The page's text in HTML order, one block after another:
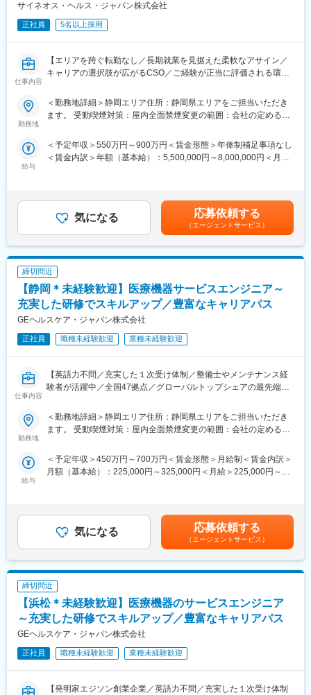
・安全関連手順の運用 - 新規設備導入時の安全機能の確認
・ EHS委員会への参加および年間計画の策定・実施 - 協力会社
■組織／働き方：
・日勤8:00-17:00
■働く環境
・工場内には社員食堂があります。
■ジョンソン・エンド・ジョンソングループの魅力：
・2019年「働きがいのある会社」ランキング（Great Place to
プ10企業になりました。
・2018年「女性が活躍する会社」ランキング（日経ウーマン）1
位に同社が選出されました。有給の看護休暇、法人契約のベビー
シッター、育児支援制度等充実しており、一人一人がキャリアの
オーナーシップを持って能力を発揮できる環境を整えています。
また同社では女性活躍推薦をしており、女性管理職30%を目指し
ています。
変更の範囲：会社の定める業務
サイネオス・ヘルス・ジャパン株式会社
正社員 5名以上採用
仕事内容
【エリアを跨ぐ転勤なし／長期就業を見据えた柔軟なアサイン／
キャリアの選択肢が広がるCSO／ご経験が正当に評価される環
【はじめに】
～50代まで幅広く活躍しており、長期就業も叶う環境です。
医師、薬剤師に課題解決するための医薬品情報を提供、副作用情
報を収集を行っていただきます。
《具体的には...》
■新薬のプロモーション
■長期収載品の市場拡大
■ジェネリック医薬品のプロモーション
※プロジェクトの状況によっては、選考保留（ご紹介できるプロジ
ェクトが出るまで保留）となる場合もございますのであらかじめ
ご認識の程よろしくお願いします※
【魅力ポイント】
初任地希望だけでなく、エリアを跨いでの転勤はないため、転勤
負担が軽減できます。2ndプロジェクト以降も希望や適性に応じ
■キャリアの選択肢を広げる働き方：
スペシャリティ領域への挑戦、新薬PJなど市場価値を高める機
を通じて、その時々に応じたプロジェクトを提示するなどフレキ
シブルにキャリアが形成できます。その他、本社部門（マネージ
自身の成果や頑張りが客観的に評価され、年収に反映されます。
また、在籍年数が増えると永年勤続報奨金や四半期一時金などの
手当もアップします。つまり、やりがいや努力がきちんと報われ
る報酬制度になっています。
【サポート体制】
配属後は担当マネージャーが丁寧に支援します。日々の仕事の悩
みや、キャリア形成の相談等、伴走者として活躍をサポートしま
す。また知識・スキルレベルを上げるために様々な研修をご用意
しています。
変更の範囲：会社の定める業務
勤務地
＜勤務地詳細＞静岡エリア住所：静岡県エリアをご担当いただき
ます。 受動喫煙対策：屋内全面禁煙変更の範囲：会社の定める事
給与
＜予定年収＞550万円～900万円＜賃金形態＞年俸制補足事項なし
＜賃金内訳＞年額（基本給）：5,500,000円～8,000,000円＜月額
度支給）※ただし支給条件有。賃金はあくまでも目安の金額であ
り、選考を通じて上下する可能性があります。月給(月額)は固定手
当を含めた表記です。
気になる 応募依頼する
（エージェントサービス）
締切間近
【静岡＊未経験歓迎】医療機器サービスエンジニア～
充実した研修でスキルアップ／豊富なキャリアパス
GEヘルスケア・ジャパン株式会社
正社員 職種未経験歓迎 業種未経験歓迎
仕事内容
【英語力不問／充実した１次受け体制／整備士やメンテナンス経
験者が活躍中／全国47拠点／グローバルトップシェアの最先端医
■業務内容：
医療画像診断装置（CT,MRI）、超音波診断装置や麻酔器
・医療装置の保守 修理、点検等メンテナンス
・機器導入後の技術支援や購入前後のサポート
い。
■就業環境：年間を通しての残業時間は平均して30～40時間とな
っており、夜間の対応につきましては月1, 2回のペースです。一次
対応はコールセンターが行い、現場での対応が必要な場合のみ、
夜間出勤をします。夜間・休日の出勤はスキルを備えられたこと
が確認できたのちに入ることになりますので、新人の内から対応
を求められることはありません。
■サポート体制：不明な点は本部アプリケーションエンジニアおよ
びテクニカルサポートエンジニアがいるため、最初は専門的な知
識はそこまで持っていなくても大丈夫です。スキルを備えたあと
は土日（当番制）に呼び出しはありますが一次対応はコールセン
ターが行い、現場での対応が必要な場合のみ、出勤します。また
れております。
勤務地
＜勤務地詳細＞静岡エリア住所：静岡県エリアをご担当いただき
ます。 受動喫煙対策：屋内全面禁煙変更の範囲：会社の定める事
給与
＜予定年収＞450万円～700万円＜賃金形態＞月給制＜賃金内訳＞
月額（基本給）：225,000円～325,000円＜月給＞225,000円～
までも目安の金額であり、選考を通じて上下する可能性がありま
す。賃金はあくまでも目安の金額であり、選考を通じて上下する
可能性があります。月給(月額)は固定手当を含めた表記です。
気になる 応募依頼する
（エージェントサービス）
締切間近
【浜松＊未経験歓迎】医療機器のサービスエンジニア
～充実した研修でスキルアップ／豊富なキャリアパス
GEヘルスケア・ジャパン株式会社
正社員 職種未経験歓迎 業種未経験歓迎
【発明家エジソン創業企業／英語力不問／充実した１次受け体制